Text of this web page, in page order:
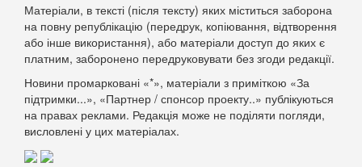
Матеріали, в тексті (після тексту) яких міститься заборона
на повну републікацію (передрук, копіювання, відтворення
або інше використання), або матеріали доступ до яких є
платним, заборонено передруковувати без згоди редакції.
Новини промарковані «*», матеріали з приміткою «За
підтримки...», «Партнер / спонсор проекту..» публікуються
на правах реклами. Редакція може не поділяти погляди,
висловлені у цих матеріалах.